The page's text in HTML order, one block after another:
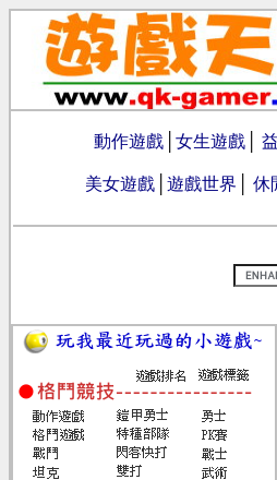
動作遊戲 女生遊戲
美女遊戲 遊戲世界 休